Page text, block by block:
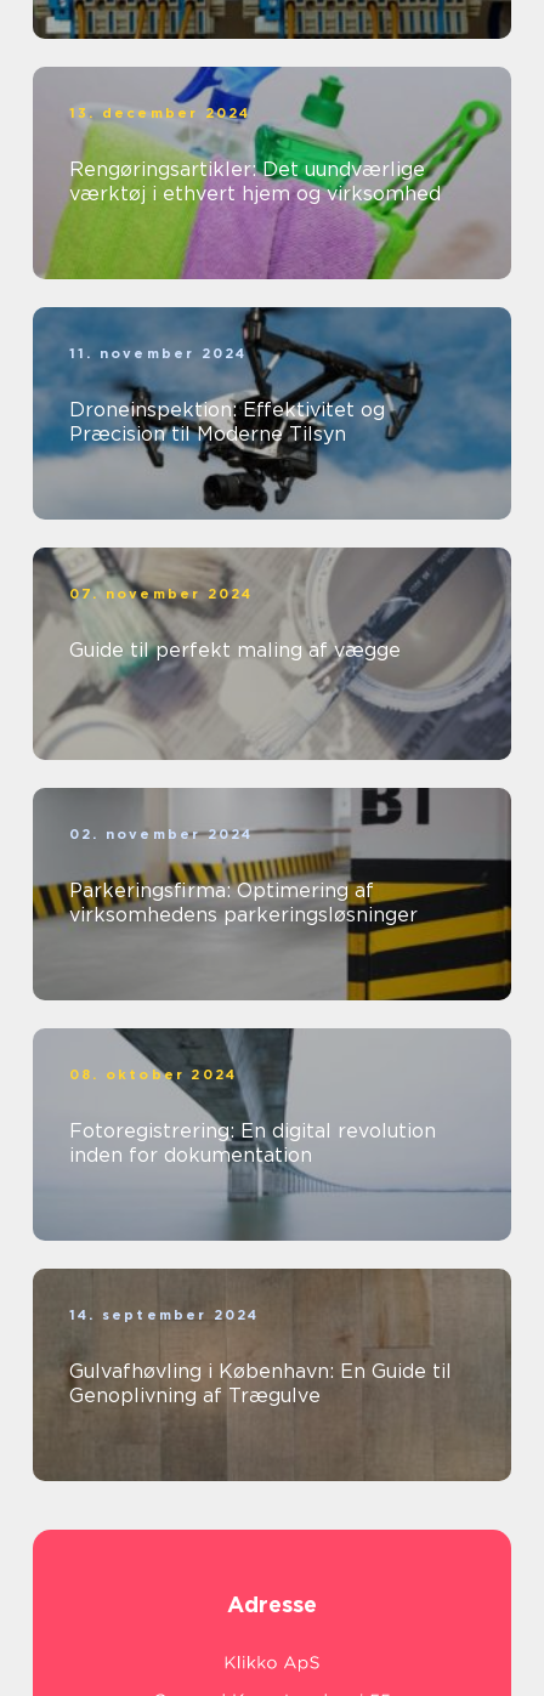
13. december 2024
Rengøringsartikler: Det uundværlige
værktøj i ethvert hjem og virksomhed
11. november 2024
Droneinspektion: Effektivitet og
Præcision til Moderne Tilsyn
07. november 2024
Guide til perfekt maling af vægge
02. november 2024
Parkeringsfirma: Optimering af
virksomhedens parkeringsløsninger
08. oktober 2024
Fotoregistrering: En digital revolution
inden for dokumentation
14. september 2024
Gulvafhøvling i København: En Guide til
Genoplivning af Trægulve
Adresse